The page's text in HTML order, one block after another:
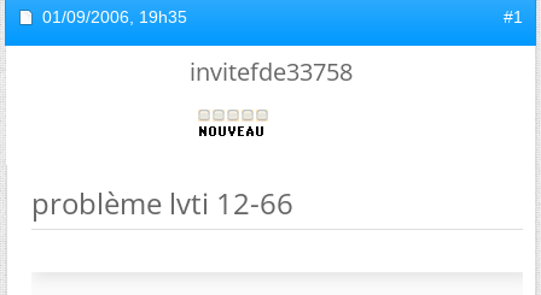
01/09/2006, 19h35 #1
invitefde33758
problème lvti 12-66